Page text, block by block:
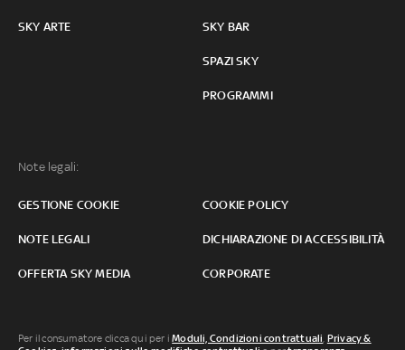
SKY ARTE SKY BAR
SPAZI SKY
PROGRAMMI
Note legali:
GESTIONE COOKIE COOKIE POLICY
NOTE LEGALI DICHIARAZIONE DI ACCESSIBILITÀ
OFFERTA SKY MEDIA CORPORATE
Per il consumatore clicca qui per iModuli, Condizioni contrattuali Privacy &